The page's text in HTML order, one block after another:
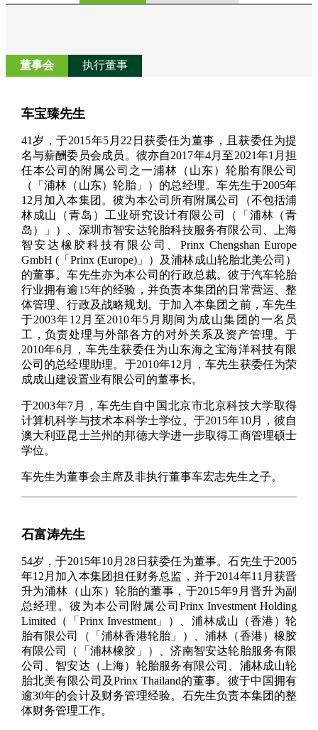
董事会 执行董事
车宝臻先生
41岁，于2015年5月22日获委任为董事，且获委任为提
名与薪酬委员会成员。彼亦自2017年4月至2021年1月担
任本公司的附属公司之一浦林（山东）轮胎有限公司
（「浦林（山东）轮胎」）的总经理。车先生于2005年
12月加入本集团。彼为本公司所有附属公司（不包括浦
林成山（青岛）工业研究设计有限公司（「浦林（青
岛）」）、深圳市智安达轮胎科技服务有限公司、上海
智安达橡胶科技有限公司、Prinx Chengshan Europe
GmbH (「Prinx (Europe)」）及浦林成山轮胎北美公司）
的董事。车先生亦为本公司的行政总裁。彼于汽车轮胎
行业拥有逾15年的经验，并负责本集团的日常营运、整
体管理、行政及战略规划。于加入本集团之前，车先生
于2003年12月至2010年5月期间为成山集团的一名员
工，负责处理与外部各方的对外关系及资产管理。于
2010年6月，车先生获委任为山东海之宝海洋科技有限
公司的总经理助理。于2010年12月，车先生获委任为荣
成成山建设置业有限公司的董事长。
于2003年7月，车先生自中国北京市北京科技大学取得
计算机科学与技术本科学士学位。于2015年10月，彼自
澳大利亚昆士兰州的邦德大学进一步取得工商管理硕士
学位。
车先生为董事会主席及非执行董事车宏志先生之子。
石富涛先生
54岁，于2015年10月28日获委任为董事。石先生于2005
年12月加入本集团担任财务总监，并于2014年11月获晋
升为浦林（山东）轮胎的董事，于2015年9月晋升为副
总经理。彼为本公司附属公司Prinx Investment Holding
Limited（「Prinx Investment」）、浦林成山（香港）轮
胎有限公司（「浦林香港轮胎」）、浦林（香港）橡胶
有限公司（「浦林橡胶」）、济南智安达轮胎服务有限
公司、智安达（上海）轮胎服务有限公司、浦林成山轮
胎北美有限公司及Prinx Thailand的董事。彼于中国拥有
逾30年的会计及财务管理经验。石先生负责本集团的整
体财务管理工作。